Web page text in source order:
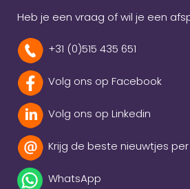
Heb je een vraag of wil je een
+31 (0)515 435 651
Volg ons op Facebook
Volg ons op Linkedin
Krijg de beste nieuwtjes
WhatsApp